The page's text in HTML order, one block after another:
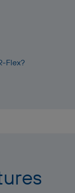
Flex?